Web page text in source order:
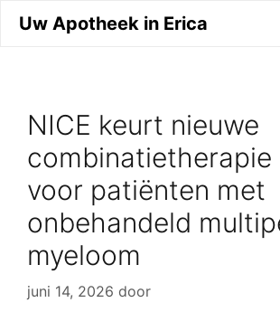
naarUw Apotheek in Erica
NICE keurt nieuwe
combinatietherapie
voor patiënten met
onbehandeld
myeloom
juni 14, 2026 door